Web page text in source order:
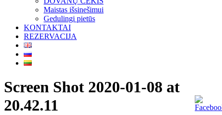
Maistas išsinešimui
Gedulingi pietūs
KONTAKTAI
REZERVACIJA
Screen Shot 2020-01-08 at
20.42.11